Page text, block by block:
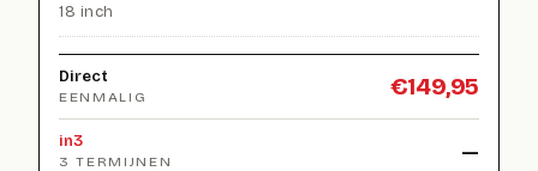
18 inch
Direct
EENMALIG €149,95
in3
3 TERMIJNEN —